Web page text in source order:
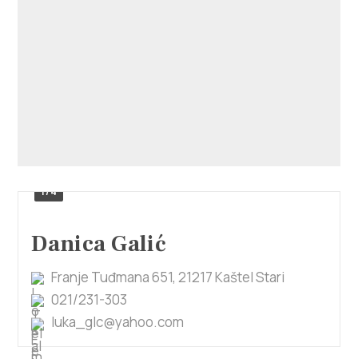
1/4
Danica Galić
Franje Tuđmana 651, 21217 Kaštel Stari
021/231-303
luka_glc@yahoo.com